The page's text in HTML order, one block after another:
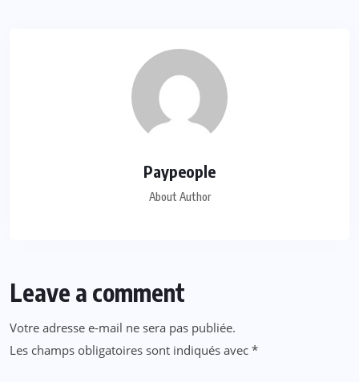
Paypeople
About Author
Leave a comment
Votre adresse e-mail ne sera pas publiée.
Les champs obligatoires sont indiqués avec *